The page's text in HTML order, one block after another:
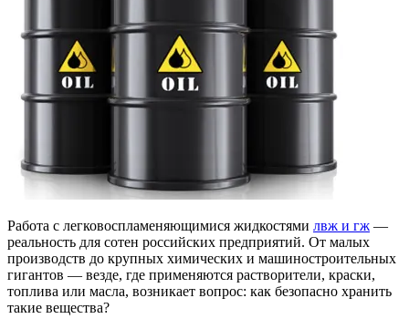
Работа с легковоспламеняющимися жидкостями лвж и гж —
реальность для сотен российских предприятий. От малых
производств до крупных химических и машиностроительных
гигантов — везде, где применяются растворители, краски,
топлива или масла, возникает вопрос: как безопасно хранить
такие вещества?